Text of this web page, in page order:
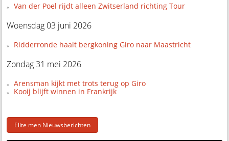
Van der Poel rijdt alleen Zwitserland richting Tour
Woensdag 03 juni 2026
Ridderronde haalt bergkoning Giro naar Maastricht
Zondag 31 mei 2026
Arensman kijkt met trots terug op Giro
Kooij blijft winnen in Frankrijk
Elite men Nieuwsberichten